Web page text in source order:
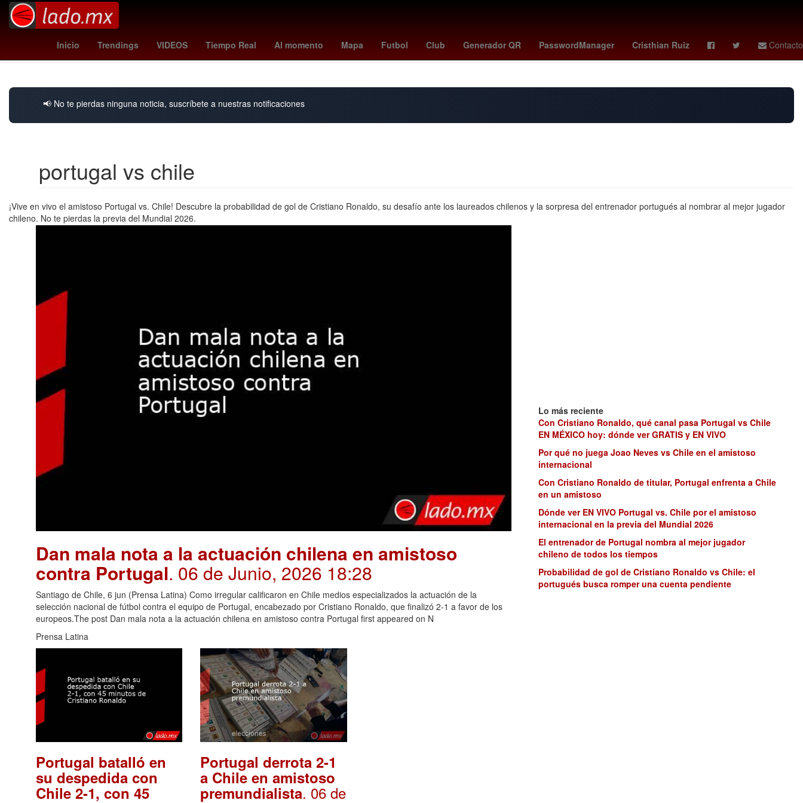
Inicio Trendings VIDEOS Tiempo Real Al momento Mapa Futbol Club Generador QR PasswordManager Cristhian Ruiz Contacto
real sociedad al-shabab - al ittihad Guadalajara pirates - phillies tigers - blue jays a que hora juega pumas vs pachuca swatch x ap guardians - reds
vota la casa de los famosos mexico
📢 No te pierdas ninguna noticia, suscríbete a nuestras notificaciones
portugal vs chile
¡Vive en vivo el amistoso Portugal vs. Chile! Descubre la probabilidad de gol de Cristiano Ronaldo, su desafío ante los laureados chilenos y la sorpresa del entrenador portugués al nombrar al mejor jugador
chileno. No te pierdas la previa del Mundial 2026.
Dan mala nota a la actuación chilena en amistoso
contra Portugal. 06 de Junio, 2026 18:28
Santiago de Chile, 6 jun (Prensa Latina) Como irregular calificaron en Chile medios especializados la actuación de la
selección nacional de fútbol contra el equipo de Portugal, encabezado por Cristiano Ronaldo, que finalizó 2-1 a favor de los
europeos.The post Dan mala nota a la actuación chilena en amistoso contra Portugal first appeared on N
Prensa Latina
Portugal batalló en
su despedida con
Chile 2-1, con 45
Portugal derrota 2-1
a Chile en amistoso
premundialista. 06 de
Lo más reciente
Con Cristiano Ronaldo, qué canal pasa Portugal vs Chile
EN MÉXICO hoy: dónde ver GRATIS y EN VIVO
Por qué no juega Joao Neves vs Chile en el amistoso
internacional
Con Cristiano Ronaldo de titular, Portugal enfrenta a Chile
en un amistoso
Dónde ver EN VIVO Portugal vs. Chile por el amistoso
internacional en la previa del Mundial 2026
El entrenador de Portugal nombra al mejor jugador
chileno de todos los tiempos
Probabilidad de gol de Cristiano Ronaldo vs Chile: el
portugués busca romper una cuenta pendiente